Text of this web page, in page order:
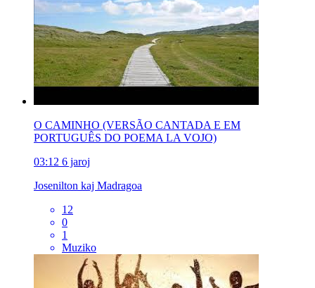
O CAMINHO (VERSÃO CANTADA E EM
PORTUGUÊS DO POEMA LA VOJO)
03:12 6 jaroj
Josenilton kaj Madragoa
12
0
1
Muziko